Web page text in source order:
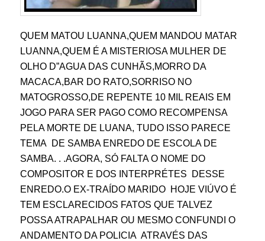
QUEM MATOU LUANNA,QUEM MANDOU MATAR
LUANNA,QUEM É A MISTERIOSA MULHER DE
OLHO D”AGUA DAS CUNHÃS,MORRO DA
MACACA,BAR DO RATO,SORRISO NO
MATOGROSSO,DE REPENTE 10 MIL REAIS EM
JOGO PARA SER PAGO COMO RECOMPENSA
PELA MORTE DE LUANA, TUDO ISSO PARECE
TEMA DE SAMBA ENREDO DE ESCOLA DE
SAMBA. . .AGORA, SÓ FALTA O NOME DO
COMPOSITOR E DOS INTERPRÉTES DESSE
ENREDO.O EX-TRAÍDO MARIDO HOJE VIÚVO É
TEM ESCLARECIDOS FATOS QUE TALVEZ
POSSA ATRAPALHAR OU MESMO CONFUNDI O
ANDAMENTO DA POLICIA ATRAVÉS DAS